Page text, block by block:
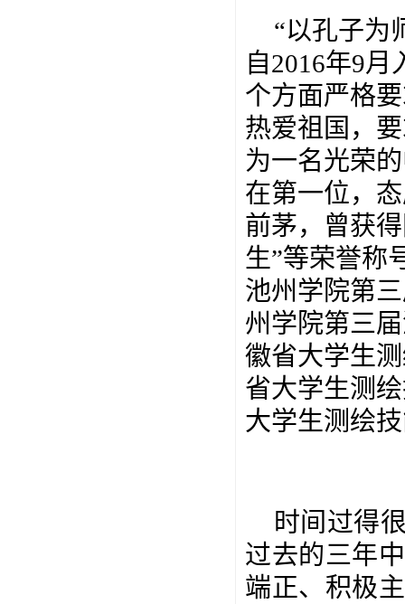
“以孔子为
自2016年9月
个方面严格
热爱祖国，
为一名光荣
在第一位，
前茅，曾获
生”等荣誉称
池州学院第
州学院第三
徽省大学生
省大学生测
大学生测绘
时间过得
过去的三年
端正、积极